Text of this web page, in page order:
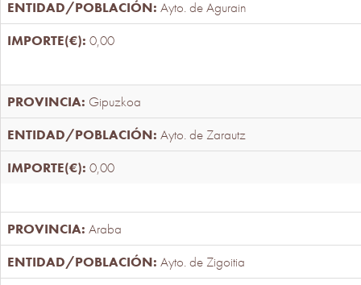
Ayto. de Agurain
0,00
Gipuzkoa
Ayto. de Zarautz
0,00
Araba
Ayto. de Zigoitia